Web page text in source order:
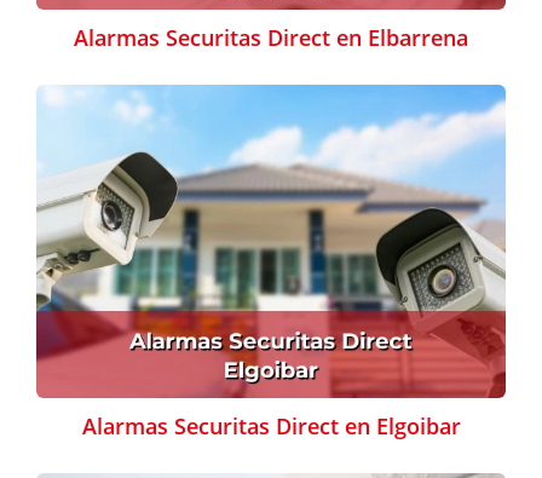
Alarmas Securitas Direct en Elbarrena
Alarmas Securitas Direct en Elgoibar